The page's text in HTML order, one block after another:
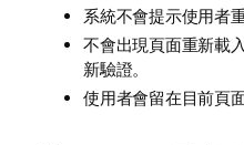
系統不會提示使用者
不會出現頁面重新載
新驗證。
使用者會留在目前頁面